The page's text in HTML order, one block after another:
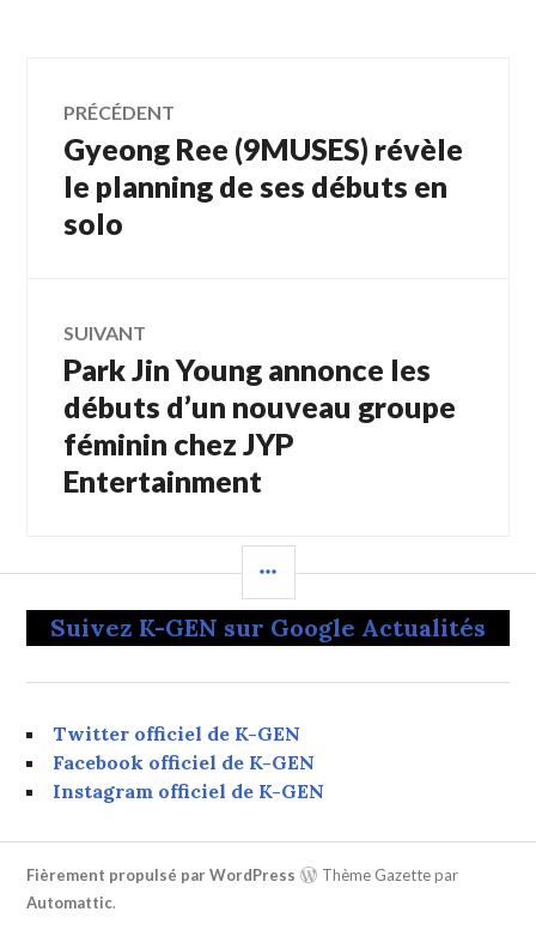
Navigation
de
l’article
PRÉCÉDENT
Article
précédent :
Gyeong Ree (9MUSES) révèle
le planning de ses débuts en
solo
SUIVANT
Article
Suivant:
Park Jin Young annonce les
débuts d’un nouveau groupe
féminin chez JYP
Entertainment
LATÉRALE
Suivez K-GEN sur Google Actualités
Twitter officiel de K-GEN
Facebook officiel de K-GEN
Instagram officiel de K-GEN
Fièrement propulsé par WordPress
Thème Gazette par
Automattic.